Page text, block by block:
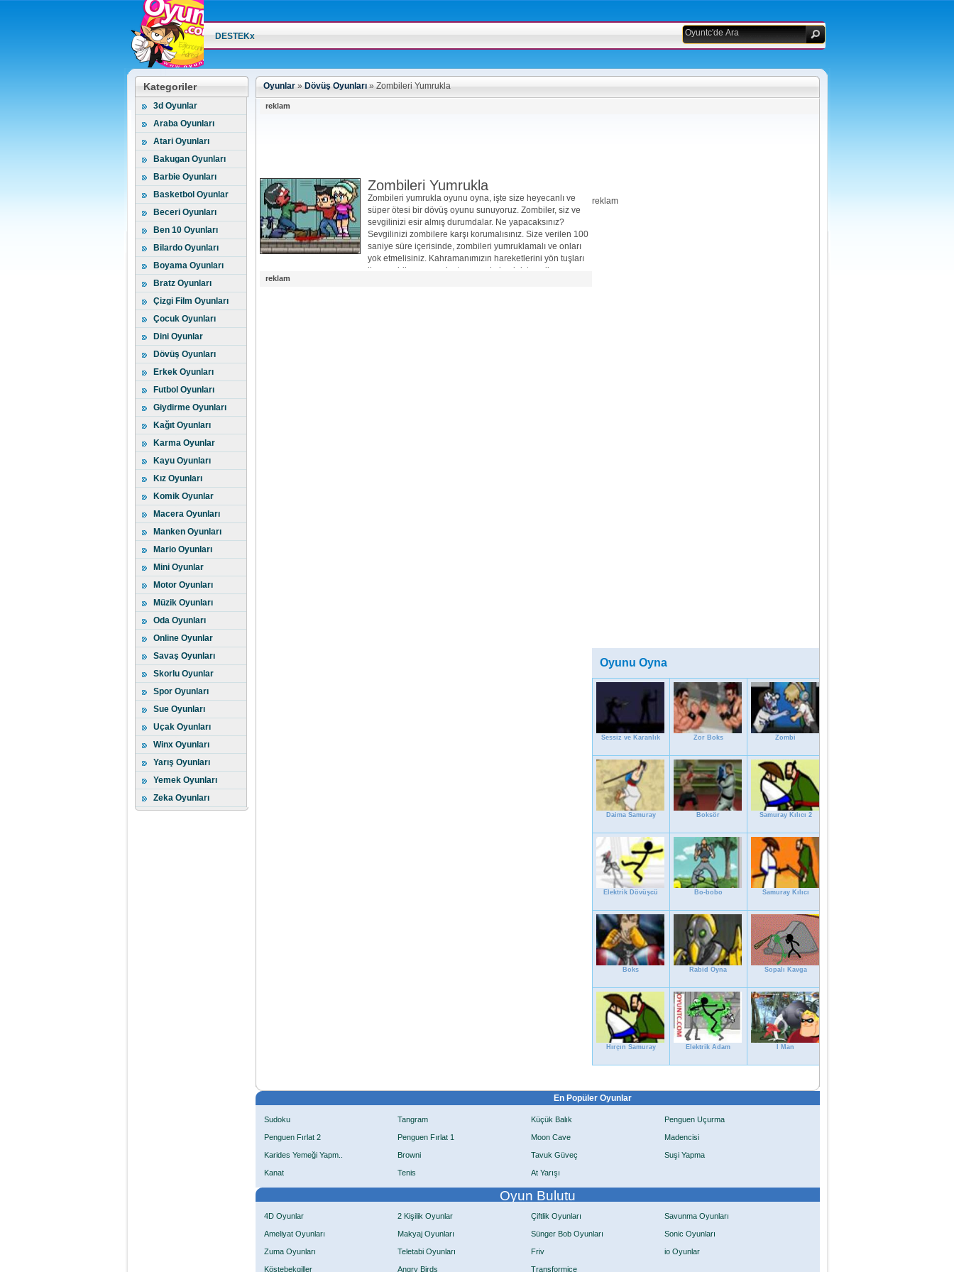
DESTEKx
Kategoriler
3d Oyunlar
Araba Oyunları
Atari Oyunları
Bakugan Oyunları
Barbie Oyunları
Basketbol Oyunlar
Beceri Oyunları
Ben 10 Oyunları
Bilardo Oyunları
Boyama Oyunları
Bratz Oyunları
Çizgi Film Oyunları
Çocuk Oyunları
Dini Oyunlar
Dövüş Oyunları
Erkek Oyunları
Futbol Oyunları
Giydirme Oyunları
Kağıt Oyunları
Karma Oyunlar
Kayu Oyunları
Kız Oyunları
Komik Oyunlar
Macera Oyunları
Manken Oyunları
Mario Oyunları
Mini Oyunlar
Motor Oyunları
Müzik Oyunları
Oda Oyunları
Online Oyunlar
Savaş Oyunları
Skorlu Oyunlar
Spor Oyunları
Sue Oyunları
Uçak Oyunları
Winx Oyunları
Yarış Oyunları
Yemek Oyunları
Zeka Oyunları
Oyunlar » Dövüş Oyunları »Zombileri Yumrukla
reklam
Zombileri Yumrukla
Zombileri yumrukla oyunu oyna, işte size heyecanlı ve
süper ötesi bir dövüş oyunu sunuyoruz. Zombiler, siz ve
sevgilinizi esir almış durumdalar. Ne yapacaksınız?
Sevgilinizi zombilere karşı korumalısınız. Size verilen 100
saniye süre içerisinde, zombileri yumruklamalı ve onları
yok etmelisiniz. Kahramanımızın hareketlerini yön tuşları
ile, zombilere yumruk atmasını da boşluk tuşu ile
reklam
reklam
Oyunu Oyna
Sessiz ve Karanlık Zor Boks Zombi
Daima Samuray Boksör Samuray Kılıcı 2
Elektrik Dövüşcü Bo-bobo Samuray Kılıcı
Boks Rabid Oyna Sopalı Kavga
Hırçın Samuray Elektrik Adam I Man
En Popüler Oyunlar
Sudoku Tangram Küçük Balık Penguen Uçurma
Penguen Fırlat 2 Penguen Fırlat 1 Moon Cave Madencisi
Karides Yemeği Yapm.. Browni Tavuk Güveç Suşi Yapma
Kanat Tenis At Yarışı
Oyun Bulutu
4D Oyunlar 2 Kişilik Oyunlar Çiftlik Oyunları Savunma Oyunları
Ameliyat Oyunları Makyaj Oyunları Sünger Bob Oyunları Sonic Oyunları
Zuma Oyunları Teletabi Oyunları Friv io Oyunlar
Köstebekgiller Angry Birds Transformice